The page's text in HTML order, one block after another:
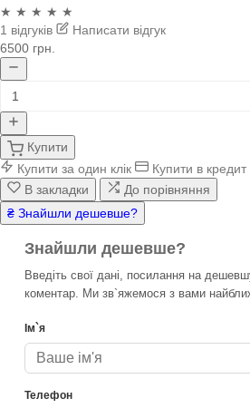
★ ★ ★ ★ ★
1 відгуків
Написати відгук
6500 грн.
Купити
Купити за один клік
Купити в кредит
В закладки
До порівняння
₴ Знайшли дешевше?
Знайшли дешевше?
Введіть свої дані, посилання на
коментар. Ми зв`яжемося з вами
Ім`я
Телефон